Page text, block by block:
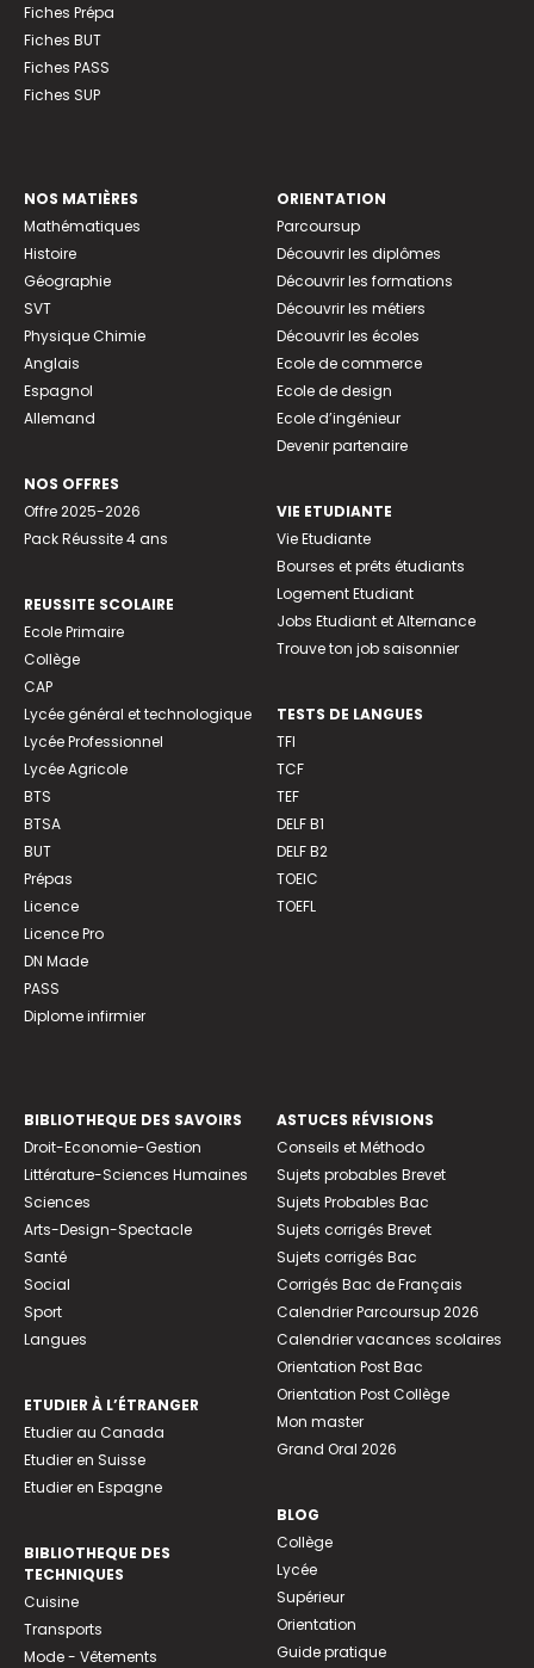
Fiches Prépa
Fiches BUT
Fiches PASS
Fiches SUP
NOS MATIÈRES
Mathématiques
Histoire
Géographie
SVT
Physique Chimie
Anglais
Espagnol
Allemand
NOS OFFRES
Offre 2025-2026
Pack Réussite 4 ans
REUSSITE SCOLAIRE
Ecole Primaire
Collège
CAP
Lycée général et technologique
Lycée Professionnel
Lycée Agricole
BTS
BTSA
BUT
Prépas
Licence
Licence Pro
DN Made
PASS
Diplome infirmier
ORIENTATION
Parcoursup
Découvrir les diplômes
Découvrir les formations
Découvrir les métiers
Découvrir les écoles
Ecole de commerce
Ecole de design
Ecole d’ingénieur
Devenir partenaire
VIE ETUDIANTE
Vie Etudiante
Bourses et prêts étudiants
Logement Etudiant
Jobs Etudiant et Alternance
Trouve ton job saisonnier
TESTS DE LANGUES
TFI
TCF
TEF
DELF B1
DELF B2
TOEIC
TOEFL
BIBLIOTHEQUE DES SAVOIRS
Droit-Economie-Gestion
Littérature-Sciences Humaines
Sciences
Arts-Design-Spectacle
Santé
Social
Sport
Langues
ETUDIER À L’ÉTRANGER
Etudier au Canada
Etudier en Suisse
Etudier en Espagne
BIBLIOTHEQUE DES
TECHNIQUES
Cuisine
Transports
Mode - Vêtements
ASTUCES RÉVISIONS
Conseils et Méthodo
Sujets probables Brevet
Sujets Probables Bac
Sujets corrigés Brevet
Sujets corrigés Bac
Corrigés Bac de Français
Calendrier Parcoursup 2026
Calendrier vacances scolaires
Orientation Post Bac
Orientation Post Collège
Mon master
Grand Oral 2026
BLOG
Collège
Lycée
Supérieur
Orientation
Guide pratique